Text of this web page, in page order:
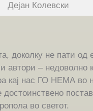
Дејан Колевски
доколку не пати од
автори – недоволно
кај нас ГО НЕМА во
во светот.